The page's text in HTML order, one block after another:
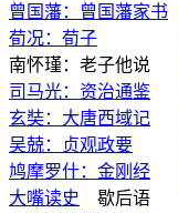
曾国藩：曾国藩家书
荀况：荀子
南怀瑾：老子他说
司马光：资治通鉴
玄奘：大唐西域记
吴兢：贞观政要
鸠摩罗什：金刚经
大嘴读史 歇后语